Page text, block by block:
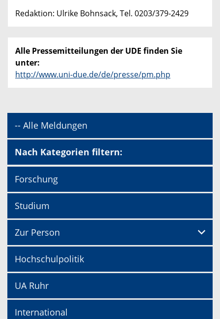
Redaktion: Ulrike Bohnsack, Tel. 0203/379-2429
Alle Pressemitteilungen der UDE finden Sie
unter:
http://www.uni-due.de/de/presse/pm.php
-- Alle Meldungen
Nach Kategorien filtern:
Forschung
Studium
Zur Person
Hochschulpolitik
UA Ruhr
International